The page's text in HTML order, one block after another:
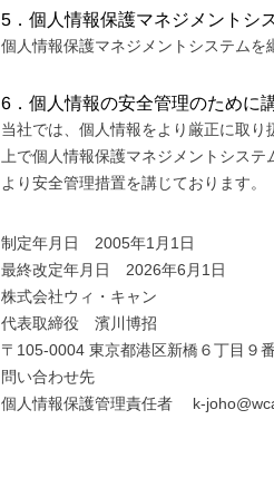
5．個人情報保護マネジメントシ
個人情報保護マネジメントシステムを
6．個人情報の安全管理のために
当社では、個人情報をより厳正に取
上で個人情報保護マネジメントシス
より安全管理措置を講じております。
制定年月日 2005年1月1日
最終改定年月日 2026年6月1日
株式会社ウィ・キャン
代表取締役 濱川博招
〒105-0004 東京都港区新橋６丁目９
問い合わせ先
個人情報保護管理責任者 k-